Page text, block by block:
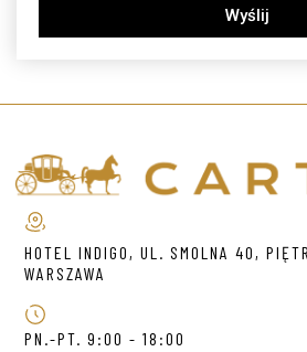
Wyślij
HOTEL INDIGO, UL. SMOLNA 40,
WARSZAWA
PN.-PT. 9:00 - 18:00